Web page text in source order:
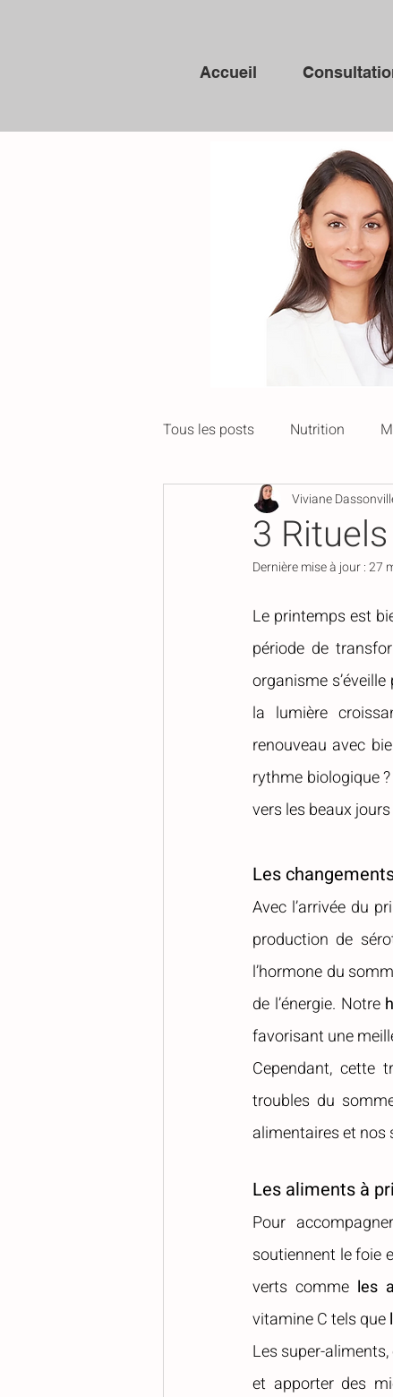
Accueil
Tous les posts Nutrition
Les Saisons À l'affiche
3
Viviane
Dernière mise à jour :27
Le printemps est
période de
organisme
la lumière
renouveau avec
rythme biologique
vers les beaux jours
Les
Avec l’arrivée du
production de
l’hormone du
de l’énergie. Notre
favorisant une
Cependant, cette
troubles du
alimentaires et nos
Les aliments à
Pour
soutiennent le foie
verts comme les
vitamine C tels que
Les super-
et apporter des